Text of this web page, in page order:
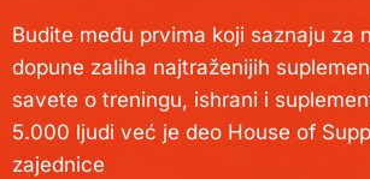
Budite među prvima koji saznaju za
dopune zaliha najtraženijih
savete o treningu, ishrani i
5.000 ljudi već je deo House of
zajednice